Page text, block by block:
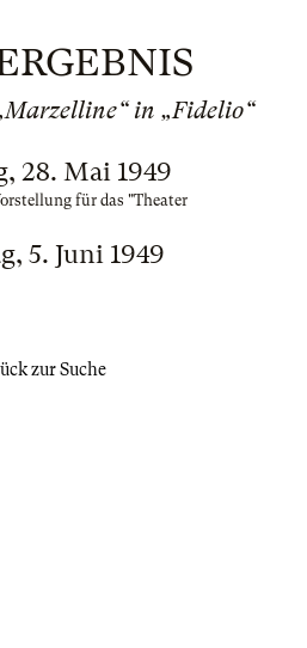
in „Fidelio“
28. Mai 1949
für das "Theater
5. Juni 1949
zur Suche